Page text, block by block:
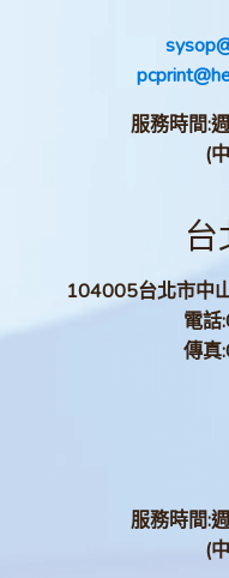
服務時間:
(中午
104005台北市中
電話:
傳真:
服務時間:
(中午